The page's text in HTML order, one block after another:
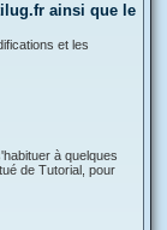
ainsi que le
et les
à quelques
de Tutorial, pour